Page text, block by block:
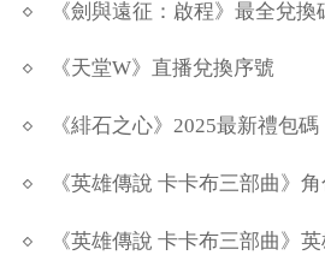
《劍與遠征：啟程》最全兌換
《天堂W》直播兌換序號
《緋石之心》2025最新禮包碼
《英雄傳說 卡卡布三部曲》
《英雄傳說 卡卡布三部曲》